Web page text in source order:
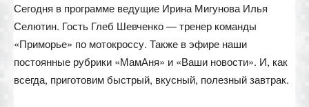
Сегодня в программе ведущие Ирина Мигунова Илья
Селютин. Гость Глеб Шевченко — тренер команды
«Приморье» по мотокроссу. Также в эфире наши
постоянные рубрики «МамАня» и «Ваши новости». И, как
всегда, приготовим быстрый, вкусный, полезный завтрак.